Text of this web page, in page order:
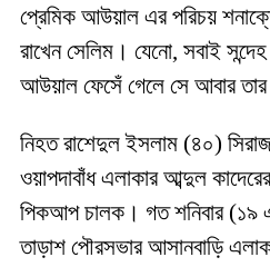
প্রেমিক আউয়াল এর পরিচয়
রাখেন সেলিম। যেনো, সবাই
আউয়াল ফেসেঁ গেলে সে আবার তার
নিহত রাশেদুল ইসলাম (৪০)
ওয়াপদাবাঁধ এলাকার আব্দুল
পিকআপ চালক। গত শনিবার (১৯
তাড়াশ পৌরসভার আসানবাড়ি